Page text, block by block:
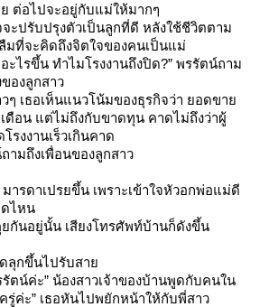
ต่อไปจะอยู่กับแม่ให้มากๆ
จะปรับปรุงตัวเป็นลูกที่ดี หลังใช้ชีวิตตาม
มที่จะคิดถึงจิตใจของคนเป็นแม่
ะไรขึ้น ทำไมโรงงานถึงปิด?” พรรัตน์ถาม
ของลูกสาว
วๆ เธอเห็นแนวโน้มของธุรกิจว่า ยอดขา
ดือน แต่ไม่ถึงกับขาดทุน คาดไม่ถึงว่าผู้
รงงานเร็วเกินคาด
ามถึงเพื่อนของลูกสาว
มารดาเปรยขึ้น เพราะเข้าใจหัวอกพ่อแม่ดี
ดไหน
กันอยู่นั้น เสียงโทรศัพท์บ้านก็ดังขึ้น
ลุกขึ้นไปรับสา
ตน์ค่ะ” น้องสาวเจ้าของบ้านพูดกับคนใน
รู่ค่ะ” เธอหันไปพยักหน้าให้กับพี่สาว